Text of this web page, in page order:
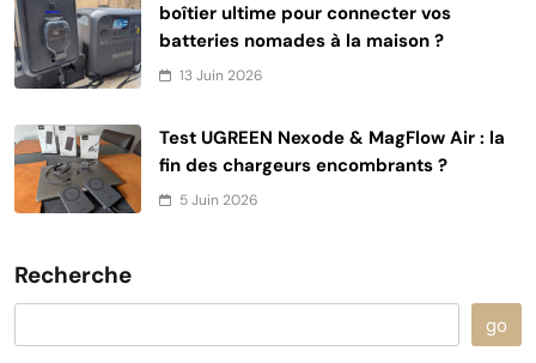
boîtier ultime pour connecter vos
batteries nomades à la maison ?
13 Juin 2026
Test UGREEN Nexode & MagFlow Air : la
fin des chargeurs encombrants ?
5 Juin 2026
Recherche
go